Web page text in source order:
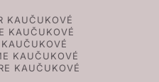
KAUČUKOVÉ
KAUČUKOVÉ
KAUČUKOVÉ
KAUČUKOVÉ